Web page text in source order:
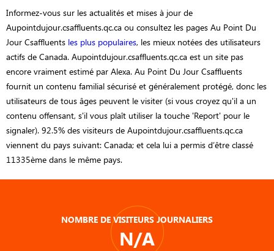
Informez-vous sur les actualités et mises à jour de
Aupointdujour.csaffluents.qc.ca ou consultez les pages Au Point Du
Jour Csaffluents les plus populaires, les mieux notées des utilisateurs
actifs de Canada. Aupointdujour.csaffluents.qc.ca est un site pas
encore vraiment estimé par Alexa. Au Point Du Jour Csaffluents
fournit un contenu familial sécurisé et généralement protégé, donc les
utilisateurs de tous âges peuvent le visiter (si vous croyez qu'il a un
contenu offensant, s'il vous plaît utiliser la touche 'Report' pour le
signaler). 92.5% des visiteurs de Aupointdujour.csaffluents.qc.ca
viennent du pays suivant: Canada; et cela lui a permis d’être classé
11335ème dans le même pays.
NOMBRE DE VISITEURS JOURNALIERS
N/A